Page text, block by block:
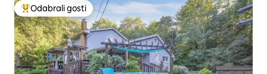
Među najviše rangiranima s oznakom „Odabrali gosti”
Odabrali gosti